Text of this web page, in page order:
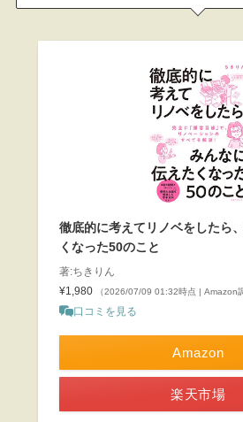
徹底的に考えてリノベをしたら
くなった50のこと
著:ちきりん
¥1,980
（2026/07/09 01:32時点 | Amazon
口コミを見る
Amazon
楽天市場